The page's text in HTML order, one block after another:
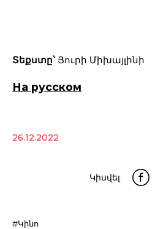
Տեքստը՝ Յուրի Միխայլինի
На русском
26.12.2022
Կիսվել
#Կինո